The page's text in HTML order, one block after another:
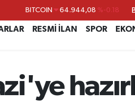
DOLAR 47,7436 %0.18
EURO 55,2510 %0.32
BİST100 13.779 %-14
BITCOIN 64.944,08
RESMİ İLAN SPOR